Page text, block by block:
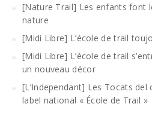
[Nature Trail] Les enfants font
nature
[Midi Libre] L’école de trail
[Midi Libre] L’école de trail
un nouveau décor
[L’Independant] Les Tocats
label national « École de Trail »